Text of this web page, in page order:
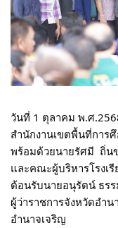
วันที่ 1 ตุลาคม พ.ศ
สำนักงานเขตพื้นที่การ
พร้อมด้วยนายรัศมี  ถิ่น
และคณะผู้บริหารโรงเ
ต้อนรับนายอนุรัตน์ ธรร
ผู้ว่าราชการจังหวัดอำ
อำนาจเจริญ